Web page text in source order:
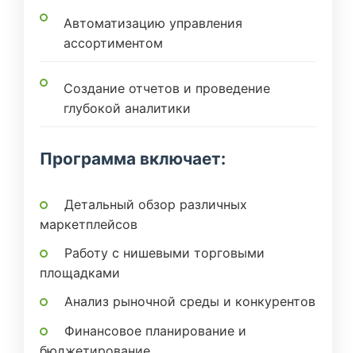
Автоматизацию управления
ассортиментом
Создание отчетов и проведение
глубокой аналитики
Программа включает:
Детальный обзор различных
маркетплейсов
Работу с нишевыми торговыми
площадками
Анализ рыночной среды и конкурентов
Финансовое планирование и